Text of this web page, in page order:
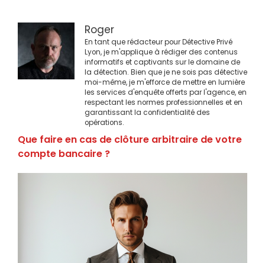
Roger
En tant que rédacteur pour Détective Privé
Lyon, je m'applique à rédiger des contenus
informatifs et captivants sur le domaine de
la détection. Bien que je ne sois pas détective
moi-même, je m'efforce de mettre en lumière
les services d'enquête offerts par l'agence, en
respectant les normes professionnelles et en
garantissant la confidentialité des
opérations.
Que faire en cas de clôture arbitraire de votre
compte bancaire ?